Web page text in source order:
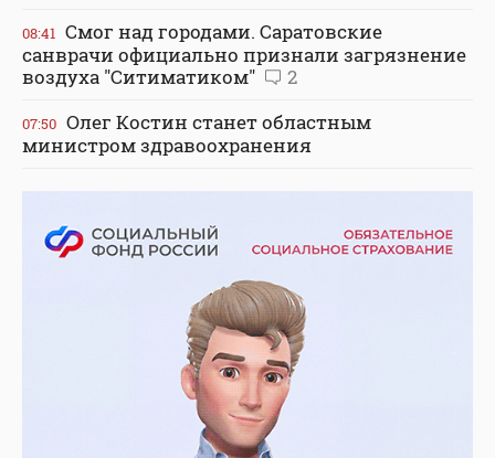
08:41 Смог над городами. Саратовские
санврачи официально признали загрязнение
воздуха "Ситиматиком"
2
07:50 Олег Костин станет областным
министром здравоохранения